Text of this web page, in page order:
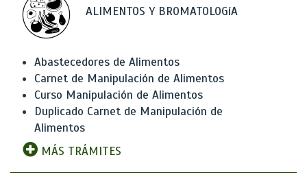
ALIMENTOS Y BROMATOLOGíA
Abastecedores de Alimentos
Carnet de Manipulación de Alimentos
Curso Manipulación de Alimentos
Duplicado Carnet de Manipulación de
Alimentos
MÁS TRÁMITES